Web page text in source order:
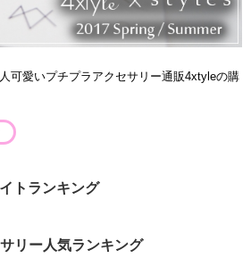
可愛いプチプラアクセサリー通販4xtyleの購
トランキング
リー人気ランキング